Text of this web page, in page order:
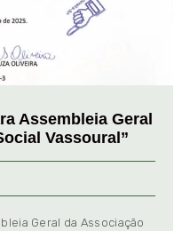
Assembleia Geral
Vassoural”
Geral da Associação